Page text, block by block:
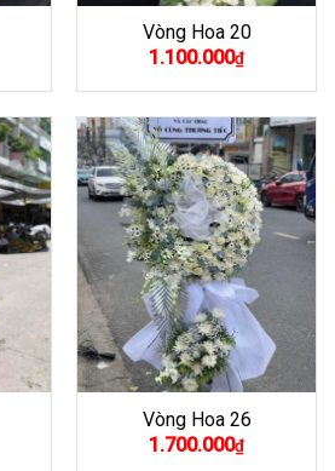
Vòng Hoa 20
1.100.000₫
Vòng Hoa 26
1.700.000₫